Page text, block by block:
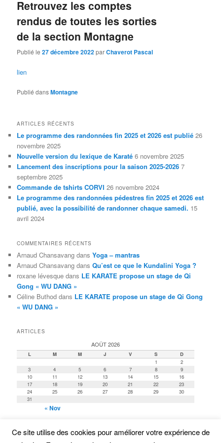
Retrouvez les comptes
rendus de toutes les sorties
de la section Montagne
Publié le27 décembre 2022parChaverot Pascal
lien
Publié dansMontagne
ARTICLES RÉCENTS
Le programme des randonnées fin 2025 et 2026 est publié 26
novembre 2025
Nouvelle version du lexique de Karaté 6 novembre 2025
Lancement des inscriptions pour la saison 2025-2026 7
septembre 2025
Commande de tshirts CORVI 26 novembre 2024
Le programme des randonnées pédestres fin 2025 et 2026 est
publié, avec la possibilité de randonner chaque samedi. 15
avril 2024
COMMENTAIRES RÉCENTS
Arnaud Chansavang dansYoga – mantras
Arnaud Chansavang dansQu’est ce que le Kundalini Yoga ?
roxane lévesque dans LE KARATE propose un stage de Qi
Gong « WU DANG »
Céline Buthod dans LE KARATE propose un stage de Qi Gong
« WU DANG »
ARTICLES
AOÛT 2026
L M M J V S
D
1
2
3
4 5 6 7 8
9
10
11 12 13 14 15
16
17
18 19 20 21 22
23
24
25 26 27 28 29
30
31
« Nov
ARCHIVES
Ce site utilise des cookies pour améliorer votre expérience de